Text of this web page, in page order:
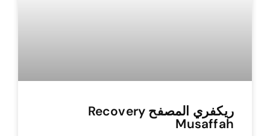
ريكفري المصفح Recovery
Musaffah